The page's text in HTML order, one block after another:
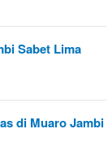
Sabet Lima
di Muaro Jambi